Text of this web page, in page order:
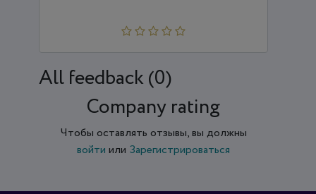
All feedback (0)
Company rating
Чтобы оставлять отзывы, вы должны
войти или Зарегистрироваться